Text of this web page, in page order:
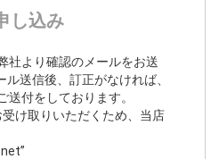
し込み
社より確認のメールをお送
ル送信後、訂正がなければ、
送付をしております。
け取りいただくため、当店